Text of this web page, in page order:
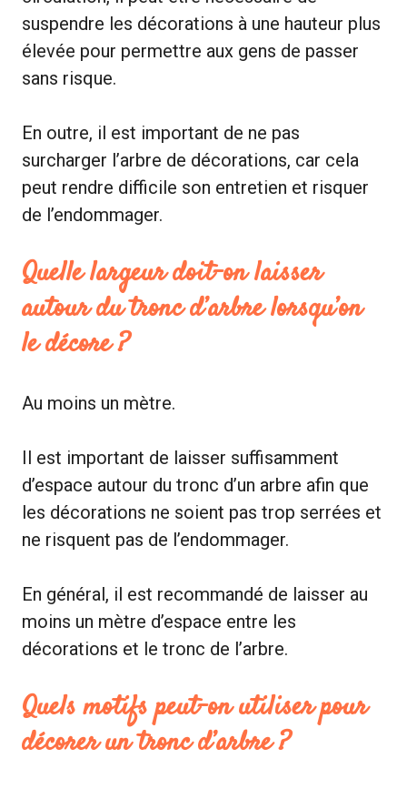
suspendre les décorations à une hauteur plus
élevée pour permettre aux gens de passer
sans risque.
En outre, il est important de ne pas
surcharger l’arbre de décorations, car cela
peut rendre difficile son entretien et risquer
de l’endommager.
Quelle largeur doit-on laisser
autour du tronc d’arbre lorsqu’on
le décore ?
Au moins un mètre.
Il est important de laisser suffisamment
d’espace autour du tronc d’un arbre afin que
les décorations ne soient pas trop serrées et
ne risquent pas de l’endommager.
En général, il est recommandé de laisser au
moins un mètre d’espace entre les
décorations et le tronc de l’arbre.
Quels motifs peut-on utiliser pour
décorer un tronc d’arbre ?